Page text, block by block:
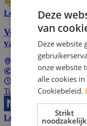
Lees meer
Verdien extra geld
vanuit huis of
Landelijk (dus ook bij
In overeenstemming
4 - 32 uur per week
Top Job
Lees meer
Deze
van
Deze website
onze website
alle cookies
Cookiebeleid.
Strikt
noodzakelijk